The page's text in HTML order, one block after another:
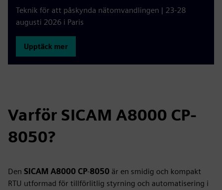
Teknik för att påskynda nätomvandlingen | 23-28
augusti 2026 i Paris
Upptäck mer
Varför SICAM A8000 CP-
8050?
Den SICAM A8000 CP‑8050 är en smidig och kompakt
RTU utformad för tillförlitlig styrning och automatisering i